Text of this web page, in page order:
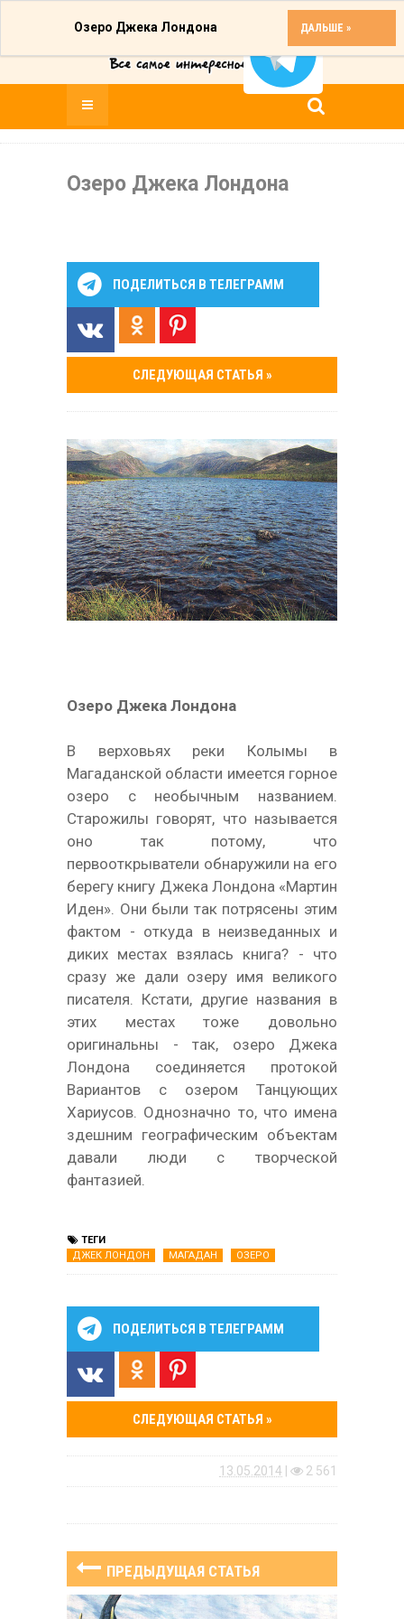
Озеро Джека Лондона ДАЛЬШЕ »
Озеро Джека Лондона
ПОДЕЛИТЬСЯ В ТЕЛЕГРАММ
СЛЕДУЮЩАЯ СТАТЬЯ »
Озеро Джека Лондона
В верховьях реки Колымы в
Магаданской области имеется горное
озеро с необычным названием.
Старожилы говорят, что называется
оно так потому, что
первооткрыватели обнаружили на его
берегу книгу Джека Лондона «Мартин
Иден». Они были так потрясены этим
фактом - откуда в неизведанных и
диких местах взялась книга? - что
сразу же дали озеру имя великого
писателя. Кстати, другие названия в
этих местах тоже довольно
оригинальны - так, озеро Джека
Лондона соединяется протокой
Вариантов с озером Танцующих
Хариусов. Однозначно то, что имена
здешним географическим объектам
давали люди с творческой
фантазией.
ТЕГИ
ДЖЕК ЛОНДОН
МАГАДАН ОЗЕРО
ПОДЕЛИТЬСЯ В ТЕЛЕГРАММ
СЛЕДУЮЩАЯ СТАТЬЯ »
13.05.2014 2 561
ПРЕДЫДУЩАЯ СТАТЬЯ